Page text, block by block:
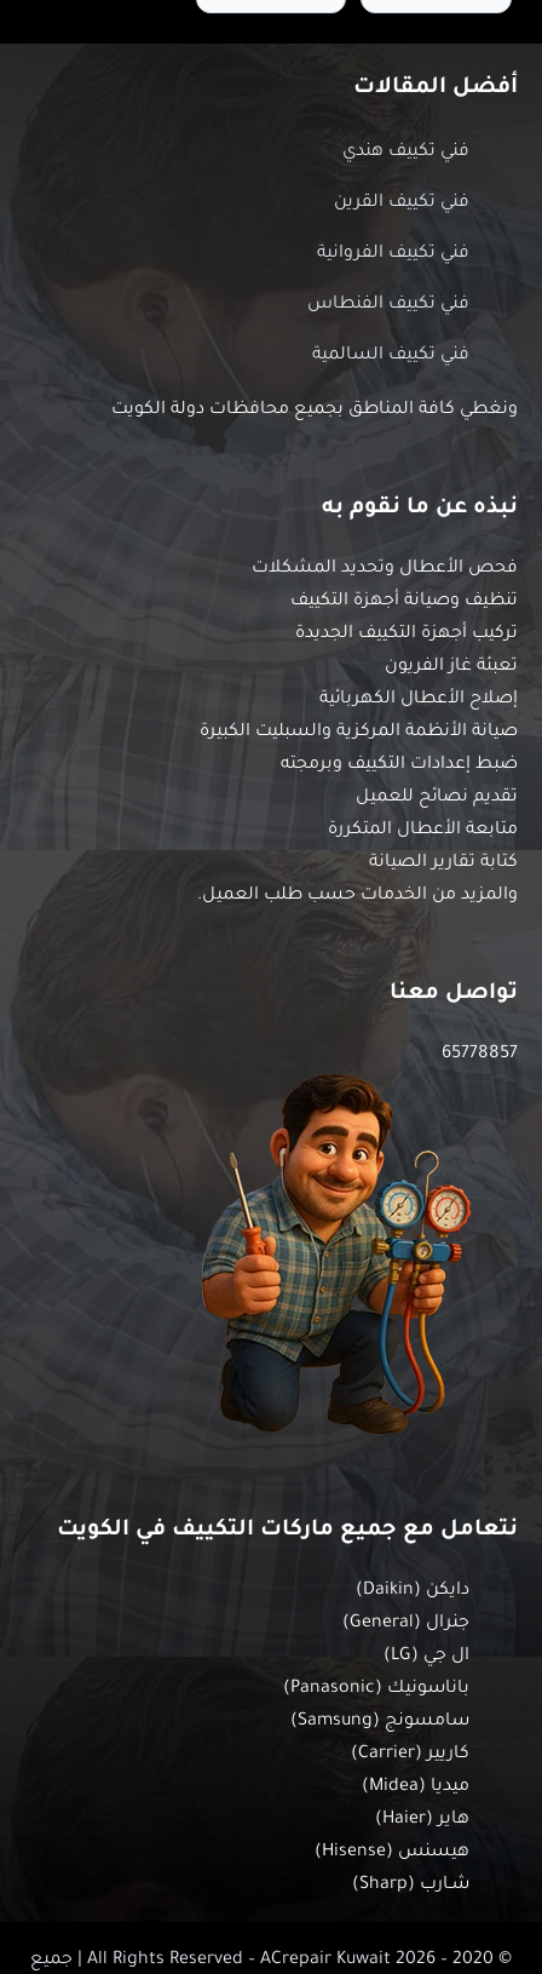
أفضل المقالات
فني تكييف هندي
فني تكييف القرين
فني تكييف الفروانية
فني تكييف الفنطاس
فني تكييف السالمية
ونغطي كافة المناطق بجميع محافظات دولة الكويت
نبذه عن ما نقوم به
فحص الأعطال وتحديد المشكلات
تنظيف وصيانة أجهزة التكييف
تركيب أجهزة التكييف الجديدة
تعبئة غاز الفريون
إصلاح الأعطال الكهربائية
صيانة الأنظمة المركزية والسبليت الكبيرة
ضبط إعدادات التكييف وبرمجته
تقديم نصائح للعميل
متابعة الأعطال المتكررة
كتابة تقارير الصيانة
والمزيد من الخدمات حسب طلب العميل.
تواصل معنا
65778857
نتعامل مع جميع ماركات التكييف في الكويت
دايكن (Daikin)
جنرال (General)
ال جي (LG)
باناسونيك (Panasonic)
سامسونج (Samsung)
كاريير (Carrier)
ميديا (Midea)
هاير (Haier)
هيسنس (Hisense)
شـارب (Sharp)
© 2020 – 2026 All Rights Reserved – ACrepair Kuwait | جميع